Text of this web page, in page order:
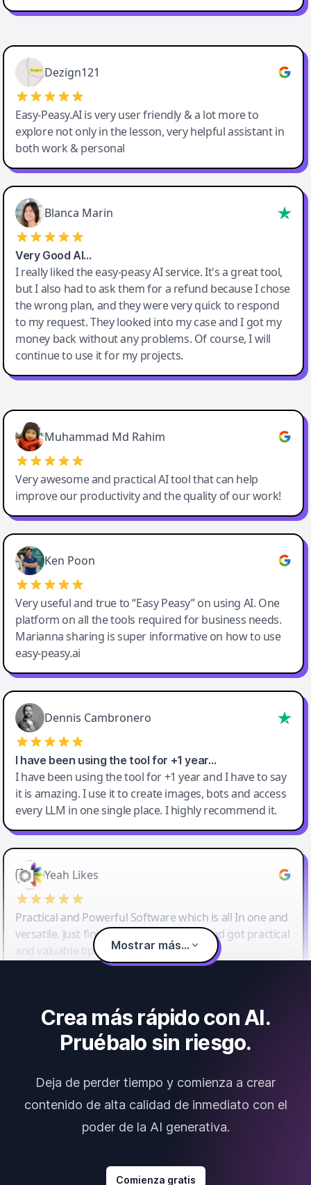
Easy-Peasy AI
Dezign121
Easy-Peasy.AI is very user friendly & a lot more to
explore not only in the lesson, very helpful assistant in
both work & personal
Blanca Marin
Very Good AI…
I really liked the easy-peasy AI service. It's a great tool,
but I also had to ask them for a refund because I chose
the wrong plan, and they were very quick to respond
to my request. They looked into my case and I got my
money back without any problems. Of course, I will
continue to use it for my projects.
Easy-Peasy AI
Muhammad Md Rahim
Very awesome and practical AI tool that can help
improve our productivity and the quality of our work!
Ken Poon
Very useful and true to “Easy Peasy” on using AI. One
platform on all the tools required for business needs.
Marianna sharing is super informative on how to use
easy-peasy.ai
Dennis Cambronero
I have been using the tool for +1 year…
I have been using the tool for +1 year and I have to say
it is amazing. I use it to create images, bots and access
every LLM in one single place. I highly recommend it.
Yeah Likes
Practical and Powerful Software which is all In one and
versatile. Just finished their workshop and got practical
and valuable tips and tricks.
Mostrar más...
Crea más rápido con AI.
Pruébalo sin riesgo.
Deja de perder tiempo y comienza a crear
contenido de alta calidad de inmediato con el
poder de la AI generativa.
Comienza gratis